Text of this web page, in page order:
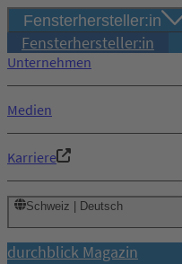
Fensterhersteller:in
Fensterhersteller:in
Unternehmen
Medien
Karriere
Schweiz | Deutsch
durchblick Magazin